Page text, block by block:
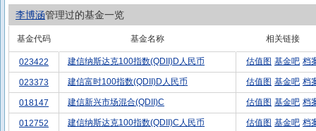
李博涵管理过的基金一览
基金代码 基金名称 相关链接
023422 建信纳斯达克100指数(QDII)D人民币 估值图 基金吧 档
023373 建信富时100指数(QDII)D人民币 估值图 基金吧 档
018147 建信新兴市场混合(QDII)C 估值图 基金吧 档
012752 建信纳斯达克100指数(QDII)C人民币 估值图 基金吧 档